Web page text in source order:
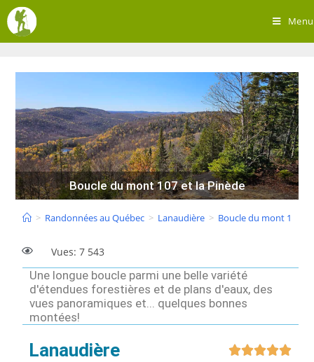
Menu
Boucle du mont 107 et la Pinède
> Randonnées au Québec > Lanaudière > Boucle du mont 107 et
Vues: 7 543
Une longue boucle parmi une belle variété
d'étendues forestières et de plans d'eaux, des
vues panoramiques et... quelques bonnes
montées!
Lanaudière 